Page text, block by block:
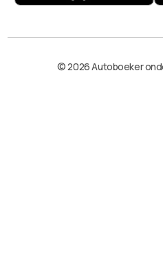
© 2026 Autoboeker